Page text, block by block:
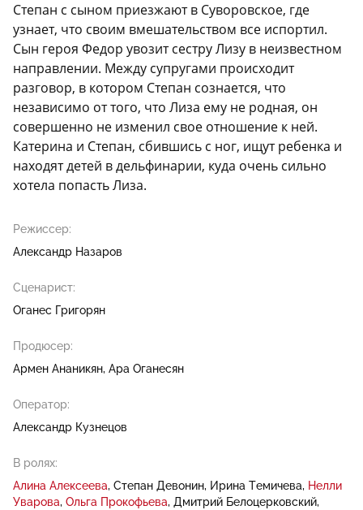
Степан с сыном приезжают в Суворовское, где
узнает, что своим вмешательством все испортил.
Сын героя Федор увозит сестру Лизу в неизвестном
направлении. Между супругами происходит
разговор, в котором Степан сознается, что
независимо от того, что Лиза ему не родная, он
совершенно не изменил свое отношение к ней.
Катерина и Степан, сбившись с ног, ищут ребенка и
находят детей в дельфинарии, куда очень сильно
хотела попасть Лиза.
Режиссер:
Александр Назаров
Сценарист:
Оганес Григорян
Продюсер:
Армен Ананикян Ара Оганесян
Оператор:
Александр Кузнецов
В ролях:
Алина Алексеева Степан Девонин Ирина Темичева Нелли
Уварова Ольга Прокофьева Дмитрий Белоцерковский